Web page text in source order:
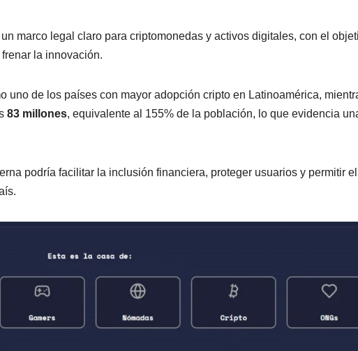
marco legal claro para criptomonedas y activos digitales, con el
la innovación.
uno de los países con mayor adopción cripto en Latinoamérica,
83 millones, equivalente al 155% de la población, lo que evidencia
podría facilitar la inclusión financiera, proteger usuarios y permitir el